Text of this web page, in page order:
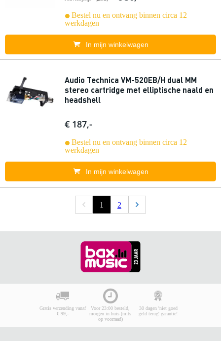
Bestel nu en ontvang binnen circa 12
werkdagen
In mijn winkelwagen
Audio Technica VM-520EB/H dual MM
stereo cartridge met elliptische naald en
headshell
€ 187,-
Bestel nu en ontvang binnen circa 12
werkdagen
In mijn winkelwagen
1 2
Gratis verzending vanaf
€ 99,-
Voor 23:00 besteld,
morgen in huis (mits
op voorraad)
30 dagen 'niet goed
geld terug' garantie!